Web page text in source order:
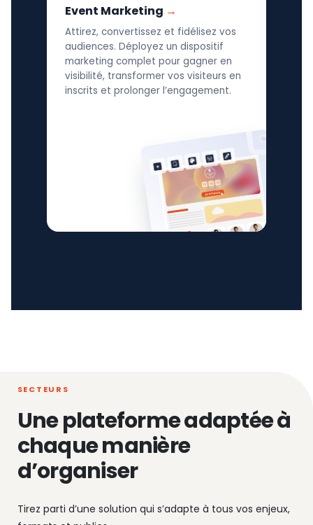
Event Marketing
Attirez, convertissez et fidélisez vos
audiences. Déployez un dispositif
marketing complet pour gagner en
visibilité, transformer vos visiteurs en
inscrits et prolonger l’engagement.
SECTEURS
Une plateforme adaptée à
chaque manière
d’organiser
Tirez parti d’une solution qui s’adapte à tous vos enjeux,